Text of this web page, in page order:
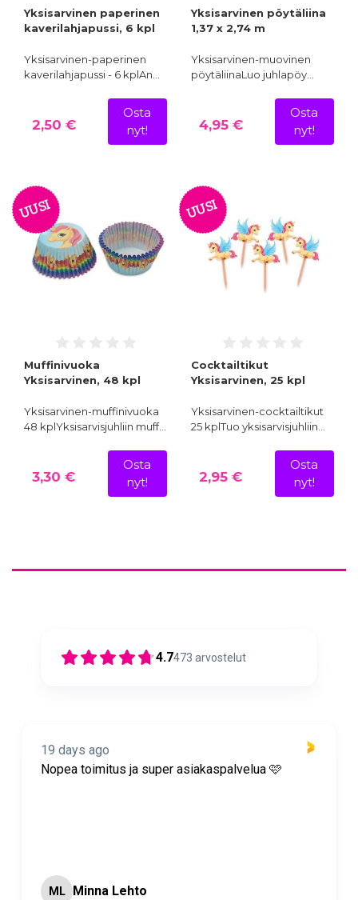
Yksisarvinen paperinen
kaverilahjapussi, 6 kpl
Yksisarvinen-paperinen
kaverilahjapussi - 6 kplAn…
2,50 €
Osta
nyt!
Yksisarvinen pöytäliina
1,37 x 2,74 m
Yksisarvinen-muovinen
pöytäliinaLuo juhlapöy…
4,95 €
Osta
nyt!
UUSI
Muffinivuoka
Yksisarvinen, 48 kpl
Yksisarvinen-muffinivuoka
48 kplYksisarvisjuhliin muff…
3,30 €
Osta
nyt!
UUSI
Cocktailtikut
Yksisarvinen, 25 kpl
Yksisarvinen-cocktailtikut
25 kplTuo yksisarvisjuhliin…
2,95 €
Osta
nyt!
4.7473 arvostelut
19 days ago
Nopea toimitus ja super asiakaspalvelua 🩷
ML Minna Lehto